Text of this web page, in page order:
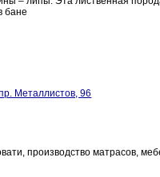
бане
Металлистов, 96
производство матрасов,